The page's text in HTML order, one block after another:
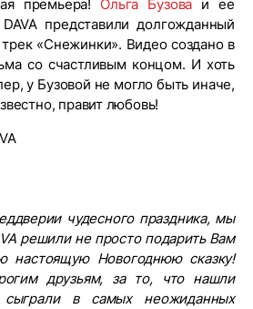
премьера! Ольга Бузова и ее
представили долгожданный
«Снежинки». Видео создано в
со счастливым концом. И хоть
у Бузовой не могло быть иначе,
правит любовь!
чудесного праздника, мы
решили не просто подарить Вам
настоящую Новогоднюю сказку!
друзьям, за то, что нашли
в самых неожиданных